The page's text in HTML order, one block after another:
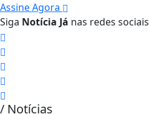
Assine Agora
Siga Notícia Já nas redes sociais
/ Notícias